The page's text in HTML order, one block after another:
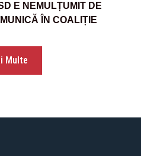
E NEMULȚUMIT DE
ÎN COALIȚIE
Multe